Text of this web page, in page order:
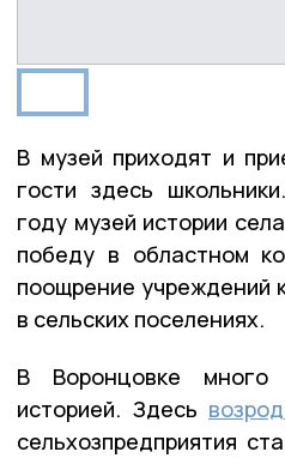
В музей приходят и
гости здесь
году музей истории
победу в областном
поощрение учреждений
в сельских поселениях.
В Воронцовке
историей. Здесь
сельхозпредприятия